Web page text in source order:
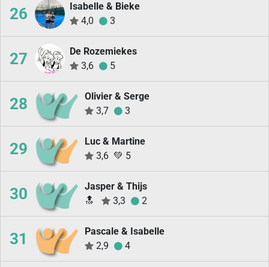
26
Isabelle & Bieke
4,0
3
27
De Rozemiekes
3,6
5
28
Olivier & Serge
3,7
3
29
Luc & Martine
3,6 💚 5
30
Jasper & Thijs
🔝
3,3 2
31
Pascale & Isabelle
2,9
4